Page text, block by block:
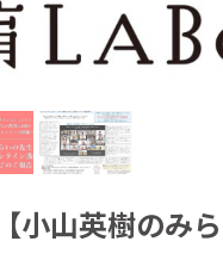
CAMPFIRE
山英樹のみら